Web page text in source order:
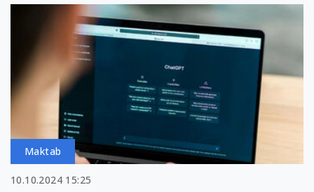
Maktab
10.10.2024 15:25